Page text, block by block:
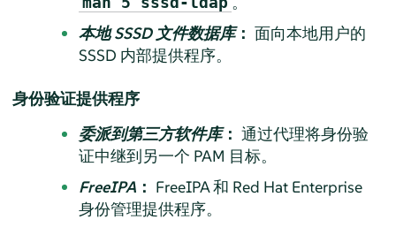
本地 SSSD 文件数据库： 面向本地用户的
SSSD 内部提供程序。
身份验证提供程序
委派到第三方软件库： 通过代理将身份验
证中继到另一个 PAM 目标。
FreeIPA： FreeIPA 和 Red Hat Enterprise
身份管理提供程序。